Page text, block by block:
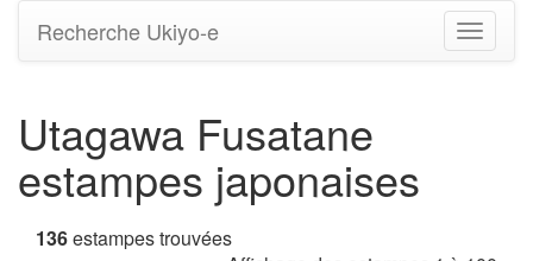
Basculer
la
Recherche Ukiyo-e
Utagawa Fusatane
estampes japonaises
136estampes trouvées